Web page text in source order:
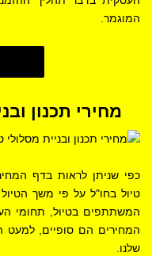
המוגמר.
מחירי תכנון
כפי שניתן לראות בדף
טיול בחו"ל על פי משך
המשתתפים בטיול, תחומי
המחירים הם סופיים, למעט
שלנו.